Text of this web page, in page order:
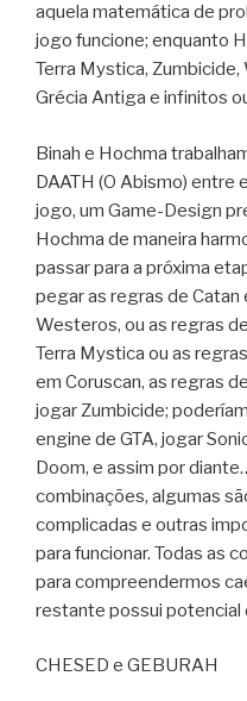
aquela matemática de
jogo funcione; enquanto
Terra Mystica,
Grécia Antiga e infinitos
Binah e Hochma
DAATH (O Abismo) entre
jogo, um Game-Design
Hochma de maneira
passar para a próxima
pegar as regras de Catan
Westeros, ou as regras
Terra Mystica ou as
em Coruscan, as regras
jogar Zumbicide;
engine de GTA, jogar
Doom, e assim por
combinações, algumas
complicadas e outras
para funcionar. Todas as
para compreendermos
restante possui potencial
CHESED e GEBURAH